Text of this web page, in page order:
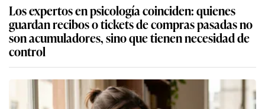
Los expertos en psicología coinciden: quienes
guardan recibos o tickets de compras pasadas no
son acumuladores, sino que tienen necesidad de
control